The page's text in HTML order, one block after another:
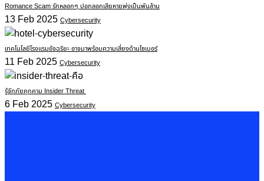
Romance Scam รักหลอกๆ ปอกลอกเสียหายพุ่งเป็นพันล้าน
13 Feb 2025 Cybersecurity
เทคโนโลยีโรงแรมอัจฉริยะ อาจมาพร้อมความเสี่ยงด้านไซเบอร์
11 Feb 2025 Cybersecurity
รู้จักภัยคุกคาม Insider Threat
6 Feb 2025 Cybersecurity